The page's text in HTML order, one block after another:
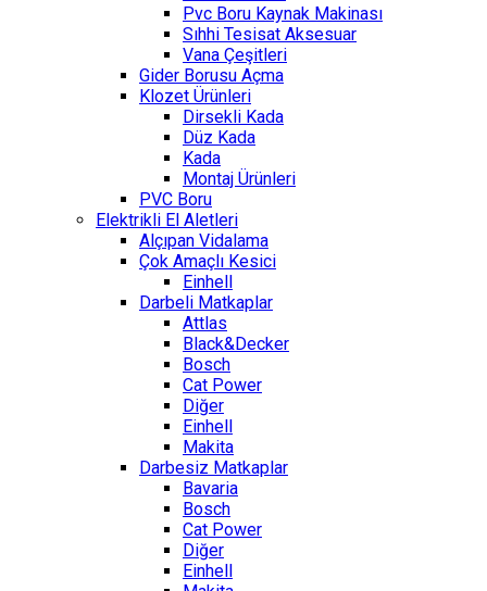
Pvc Boru Kaynak Makinası
Sıhhi Tesisat Aksesuar
Vana Çeşitleri
Gider Borusu Açma
Klozet Ürünleri
Dirsekli Kada
Düz Kada
Kada
Montaj Ürünleri
PVC Boru
Elektrikli El Aletleri
Alçıpan Vidalama
Çok Amaçlı Kesici
Einhell
Darbeli Matkaplar
Attlas
Black&Decker
Bosch
Cat Power
Diğer
Einhell
Makita
Darbesiz Matkaplar
Bavaria
Bosch
Cat Power
Diğer
Einhell